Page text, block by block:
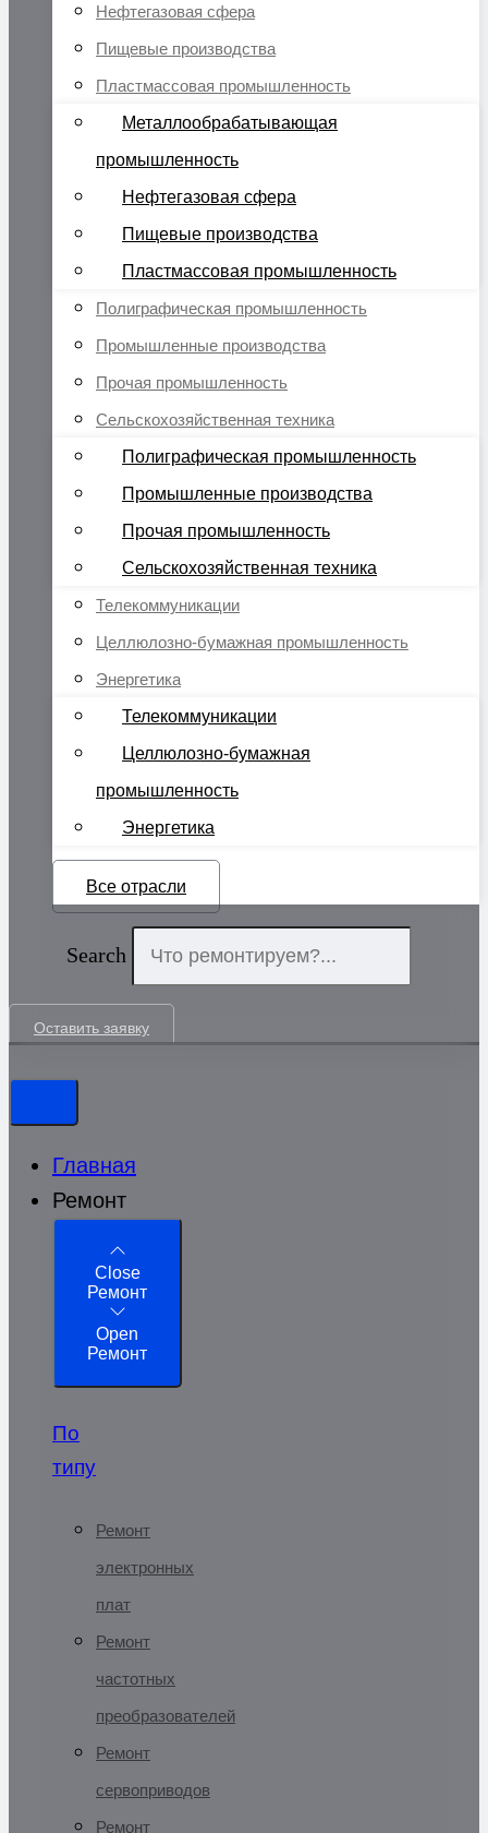
Нефтегазовая сфера
Пищевые производства
Пластмассовая промышленность
Металлообрабатывающая
промышленность
Нефтегазовая сфера
Пищевые производства
Пластмассовая промышленность
Полиграфическая промышленность
Промышленные производства
Прочая промышленность
Сельскохозяйственная техника
Полиграфическая промышленность
Промышленные производства
Прочая промышленность
Сельскохозяйственная техника
Телекоммуникации
Целлюлозно-бумажная промышленность
Энергетика
Телекоммуникации
Целлюлозно-бумажная
промышленность
Энергетика
Все отрасли
Search
Оставить заявку
Главная
Ремонт
Close
Ремонт
Open
Ремонт
По
типу
Ремонт
электронных
плат
Ремонт
частотных
преобразователей
Ремонт
сервоприводов
Ремонт